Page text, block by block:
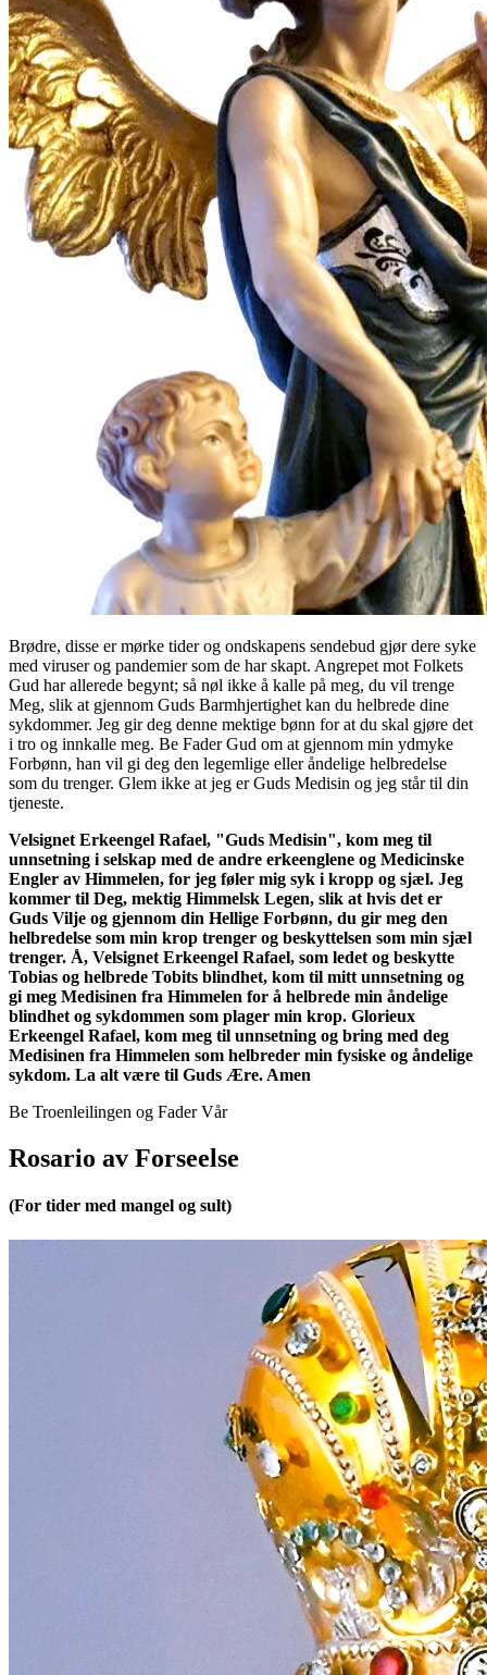
Brødre, disse er mørke tider og ondskapens sendebud gjør dere syke
med viruser og pandemier som de har skapt. Angrepet mot Folkets
Gud har allerede begynt; så nøl ikke å kalle på meg, du vil trenge
Meg, slik at gjennom Guds Barmhjertighet kan du helbrede dine
sykdommer. Jeg gir deg denne mektige bønn for at du skal gjøre det
i tro og innkalle meg. Be Fader Gud om at gjennom min ydmyke
Forbønn, han vil gi deg den legemlige eller åndelige helbredelse
som du trenger. Glem ikke at jeg er Guds Medisin og jeg står til din
tjeneste.
Velsignet Erkeengel Rafael, "Guds Medisin", kom meg til
unnsetning i selskap med de andre erkeenglene og Medicinske
Engler av Himmelen, for jeg føler mig syk i kropp og sjæl. Jeg
kommer til Deg, mektig Himmelsk Legen, slik at hvis det er
Guds Vilje og gjennom din Hellige Forbønn, du gir meg den
helbredelse som min krop trenger og beskyttelsen som min sjæl
trenger. Å, Velsignet Erkeengel Rafael, som ledet og beskytte
Tobias og helbrede Tobits blindhet, kom til mitt unnsetning og
gi meg Medisinen fra Himmelen for å helbrede min åndelige
blindhet og sykdommen som plager min krop. Glorieux
Erkeengel Rafael, kom meg til unnsetning og bring med deg
Medisinen fra Himmelen som helbreder min fysiske og åndelige
sykdom. La alt være til Guds Ære. Amen
Be Troenleilingen og Fader Vår
Rosario av Forseelse
(For tider med mangel og sult)